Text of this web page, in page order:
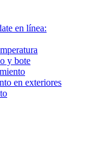
en línea:
y bote
en exteriores